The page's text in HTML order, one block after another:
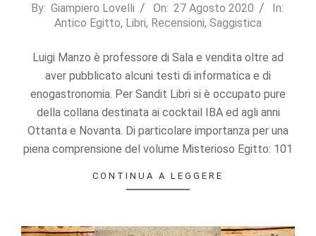
2020-
By: Giampiero Lovelli On: 27 Agosto 2020
In:
Antico Egitto, Libri, Recensioni, Saggistica
Luigi Manzo è professore di Sala e vendita oltre ad
aver pubblicato alcuni testi di informatica e di
enogastronomia. Per Sandit Libri si è occupato pure
della collana destinata ai cocktail IBA ed agli anni
Ottanta e Novanta. Di particolare importanza per una
piena comprensione del volume Misterioso Egitto: 101
CONTINUA A LEGGERE